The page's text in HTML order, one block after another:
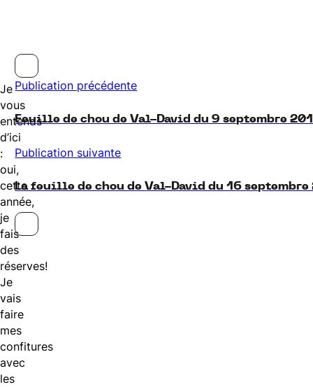
Je
vous
entends
d’ici
:
oui,
cette
année,
je
fais
des
réserves!
Je
vais
faire
mes
confitures
avec
les
Publication précédente
Feuille de chou de Val-David du 9 septembre
Publication suivante
La feuille de chou de Val-David du 16 septembre